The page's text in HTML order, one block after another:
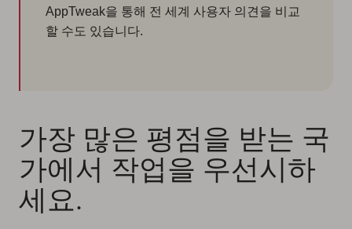
AppTweak을 통해 전 세계 사용자 의견을 비교
할 수도 있습니다.
가장 많은 평점을 받는 국
가에서 작업을 우선시하
세요.